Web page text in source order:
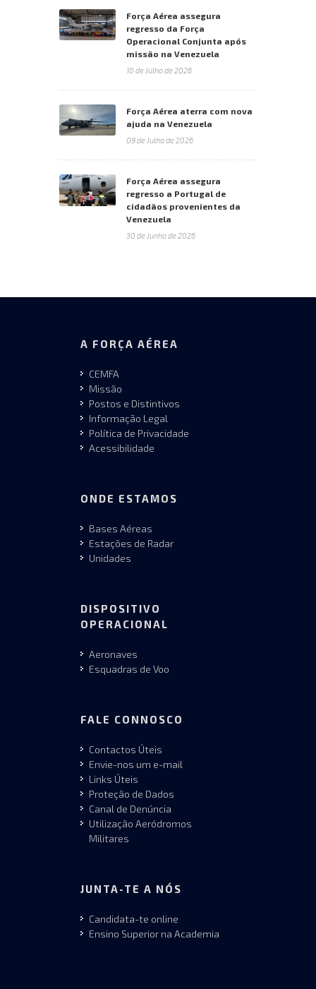
Força Aérea assegura
regresso da Força
Operacional Conjunta após
missão na Venezuela
10 de Julho de 2026
Força Aérea aterra com nova
ajuda na Venezuela
09 de Julho de 2026
Força Aérea assegura
regresso a Portugal de
cidadãos provenientes da
Venezuela
30 de Junho de 2026
A FORÇA AÉREA
CEMFA
Missão
Postos e Distintivos
Informação Legal
Política de Privacidade
Acessibilidade
ONDE ESTAMOS
Bases Aéreas
Estações de Radar
Unidades
DISPOSITIVO
OPERACIONAL
Aeronaves
Esquadras de Voo
FALE CONNOSCO
Contactos Úteis
Envie-nos um e-mail
Links Úteis
Proteção de Dados
Canal de Denúncia
Utilização Aeródromos
Militares
JUNTA-TE A NÓS
Candidata-te online
Ensino Superior na Academia